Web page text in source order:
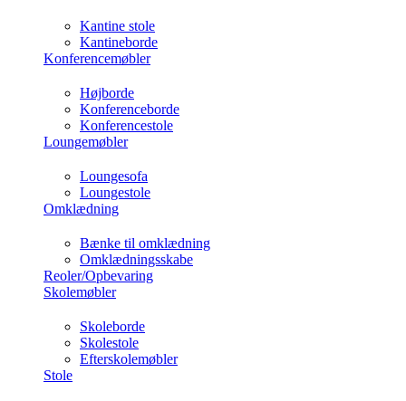
Kantine stole
Kantineborde
Konferencemøbler
Højborde
Konferenceborde
Konferencestole
Loungemøbler
Loungesofa
Loungestole
Omklædning
Bænke til omklædning
Omklædningsskabe
Reoler/Opbevaring
Skolemøbler
Skoleborde
Skolestole
Efterskolemøbler
Stole